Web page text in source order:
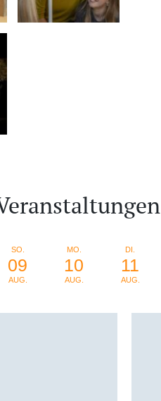
SO.
09
AUG.
MO.
10
AUG.
DI.
11
AUG.